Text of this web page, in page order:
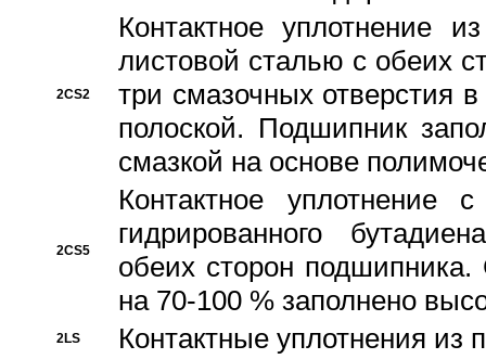
2CS2
Контактное уплотнение
листовой сталью с обеих
три смазочных отверстия
полоской. Подшипник
смазкой на основе
2CS5
Контактное уплотнение
гидрированного
обеих сторон
на 70-100 % заполнено
2LS Контактные уплотнения из